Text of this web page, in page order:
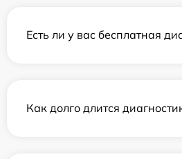
Есть ли у вас бесплатная
Как долго длится